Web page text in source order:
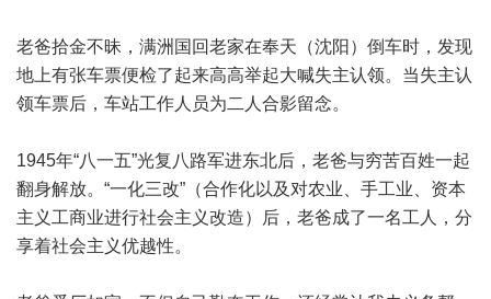
老爸拾金不昧，满洲国回老家在奉天（沈阳）倒车时，发现
地上有张车票便检了起来高高举起大喊失主认领。当失主认
领车票后，车站工作人员为二人合影留念。
1945年“八一五”光复八路军进东北后，老爸与穷苦百姓一起
翻身解放。“一化三改”（合作化以及对农业、手工业、资本
主义工商业进行社会主义改造）后，老爸成了一名工人，分
享着社会主义优越性。